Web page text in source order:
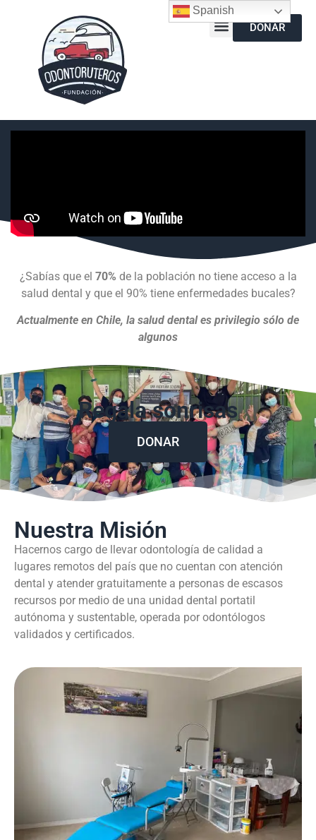
DONAR
¿Sabías que el 70% de la población no tiene acceso a la
salud dental y que el 90% tiene enfermedades bucales?
Actualmente en Chile, la salud dental es privilegio sólo de
algunos
Regala sonrisas
DONAR
Nuestra Misión
Hacernos cargo de llevar odontología de calidad a
lugares remotos del país que no cuentan con atención
dental y atender gratuitamente a personas de escasos
recursos por medio de una unidad dental portatil
autónoma y sustentable, operada por odontólogos
validados y certificados.
Spanish